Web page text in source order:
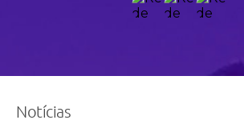
Notícias